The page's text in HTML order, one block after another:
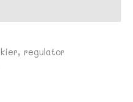
regulator